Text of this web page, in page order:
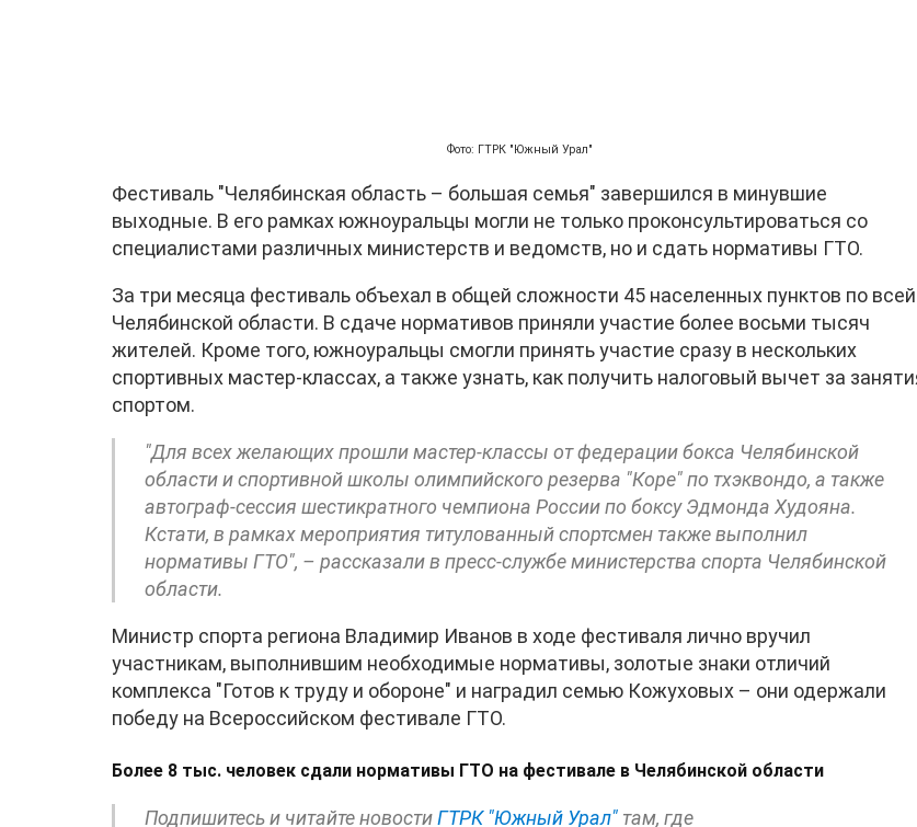
Фото: ГТРК "Южный Урал"
Фестиваль "Челябинская область – большая семья" завершился в минувшие
выходные. В его рамках южноуральцы могли не только проконсультироваться со
специалистами различных министерств и ведомств, но и сдать нормативы ГТО.
За три месяца фестиваль объехал в общей сложности 45 населенных пунктов по всей
Челябинской области. В сдаче нормативов приняли участие более восьми тысяч
жителей. Кроме того, южноуральцы смогли принять участие сразу в нескольких
спортивных мастер-классах, а также узнать, как получить налоговый вычет за
спортом.
"Для всех желающих прошли мастер-классы от федерации бокса Челябинской
области и спортивной школы олимпийского резерва "Коре" по тхэквондо, а также
автограф-сессия шестикратного чемпиона России по боксу Эдмонда Худояна.
Кстати, в рамках мероприятия титулованный спортсмен также выполнил
нормативы ГТО", – рассказали в пресс-службе министерства спорта Челябинской
области.
Министр спорта региона Владимир Иванов в ходе фестиваля лично вручил
участникам, выполнившим необходимые нормативы, золотые знаки отличий
комплекса "Готов к труду и обороне" и наградил семью Кожуховых – они одержали
победу на Всероссийском фестивале ГТО.
Более 8 тыс. человек сдали нормативы ГТО на фестивале в Челябинской области
Подпишитесь и читайте новостиГТРК "Южный Урал" там, где